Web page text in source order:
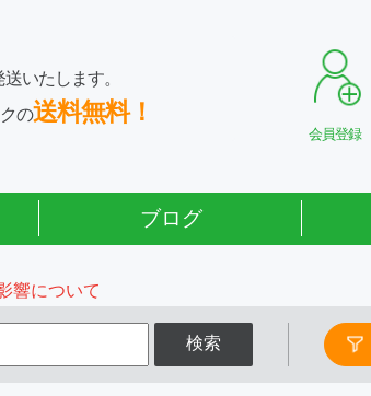
いたします。
の送料無料！
会員登録
ブログ
響について
検索